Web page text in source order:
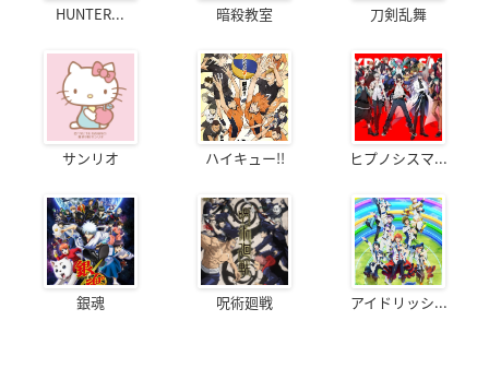
HUNTER... 暗殺教室 刀剣乱舞
サンリオ ハイキュー!! ヒプノシスマ...
銀魂 呪術廻戦 アイドリッシ...